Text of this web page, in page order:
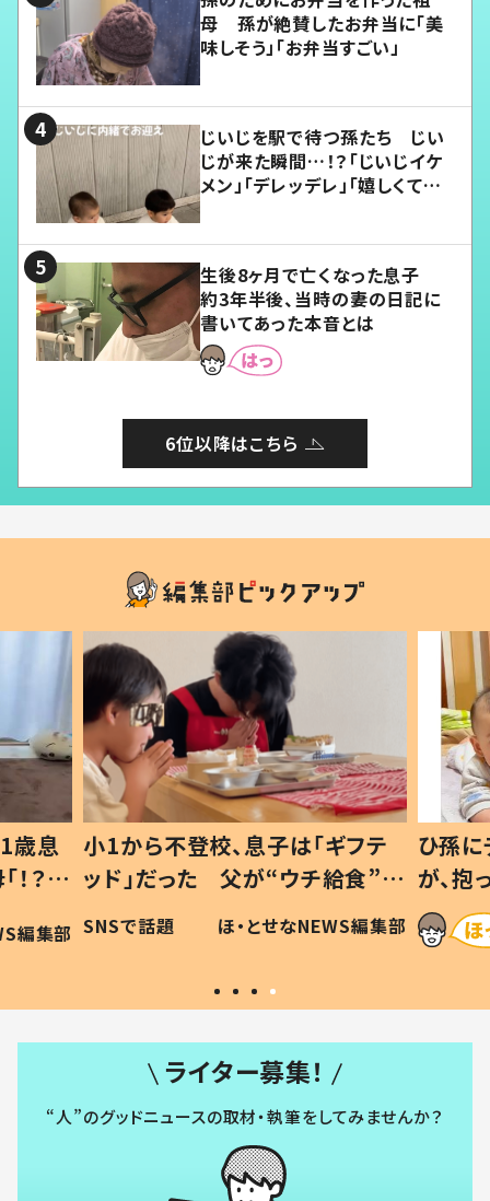
母 孫が絶賛したお弁当に「美
味しそう」「お弁当すごい」
じいじを駅で待つ孫たち じい
じが来た瞬間…！？「じいじイケ
メン」「デレッデレ」「嬉しくて可
生後8ヶ月で亡くなった息子
約3年半後、当時の妻の日記に
書いてあった本音とは
6位以降はこちら
歳息
？」
編集部
小1から不登校、息子は「ギフテ
ッド」だった 父が“ウチ給食”を
作り続ける理由とは #令和の親
#令和の子
SNSで話題 ほ・とせなNEWS編集部
ひ孫
が、
「涙が
い」
ライター募集！
“人”のグッドニュースの取材・執筆をしてみませんか？